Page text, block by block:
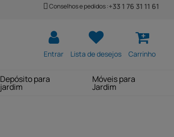
Conselhos e pedidos :+33 1 76 31 11 61
Entrar Lista de desejos Carrinho
Depósito para
jardim
Móveis para
Jardim